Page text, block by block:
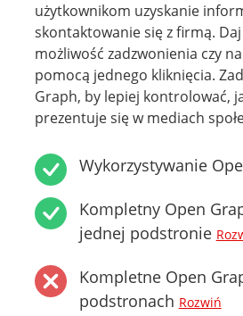
użytkownikom uzyskanie
skontaktowanie się z firmą.
możliwość zadzwonienia czy
pomocą jednego kliknięcia.
Graph, by lepiej kontrolować,
prezentuje się w mediach
Wykorzystywanie
Kompletny Open
jednej podstronie
Kompletne Open
podstronach Rozwiń